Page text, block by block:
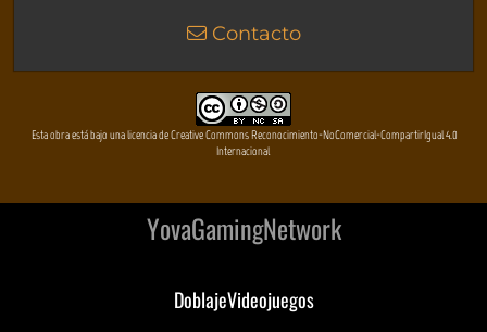
Contacto
Esta obra está bajo una licencia de Creative Commons Reconocimiento-NoComercial-CompartirIgual 4.0
Internacional
YovaGamingNetwork
DoblajeVideojuegos